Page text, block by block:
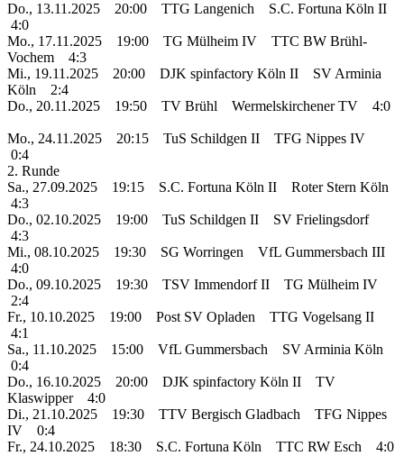
Do., 13.11.2025 20:00 TTG Langenich S.C. Fortuna Köln II
4:0
Mo., 17.11.2025 19:00 TG Mülheim IV TTC BW Brühl-
Vochem 4:3
Mi., 19.11.2025 20:00 DJK spinfactory Köln II SV Arminia
Köln 2:4
Do., 20.11.2025 19:50 TV Brühl Wermelskirchener TV 4:0
Mo., 24.11.2025 20:15 TuS Schildgen II TFG Nippes IV
0:4
2. Runde
Sa., 27.09.2025 19:15 S.C. Fortuna Köln II Roter Stern Köln
4:3
Do., 02.10.2025 19:00 TuS Schildgen II SV Frielingsdorf
4:3
Mi., 08.10.2025 19:30 SG Worringen VfL Gummersbach III
4:0
Do., 09.10.2025 19:30 TSV Immendorf II TG Mülheim IV
2:4
Fr., 10.10.2025 19:00 Post SV Opladen TTG Vogelsang II
4:1
Sa., 11.10.2025 15:00 VfL Gummersbach SV Arminia Köln
0:4
Do., 16.10.2025 20:00 DJK spinfactory Köln II TV
Klaswipper 4:0
Di., 21.10.2025 19:30 TTV Bergisch Gladbach TFG Nippes
IV 0:4
Fr., 24.10.2025 18:30 S.C. Fortuna Köln TTC RW Esch 4:0